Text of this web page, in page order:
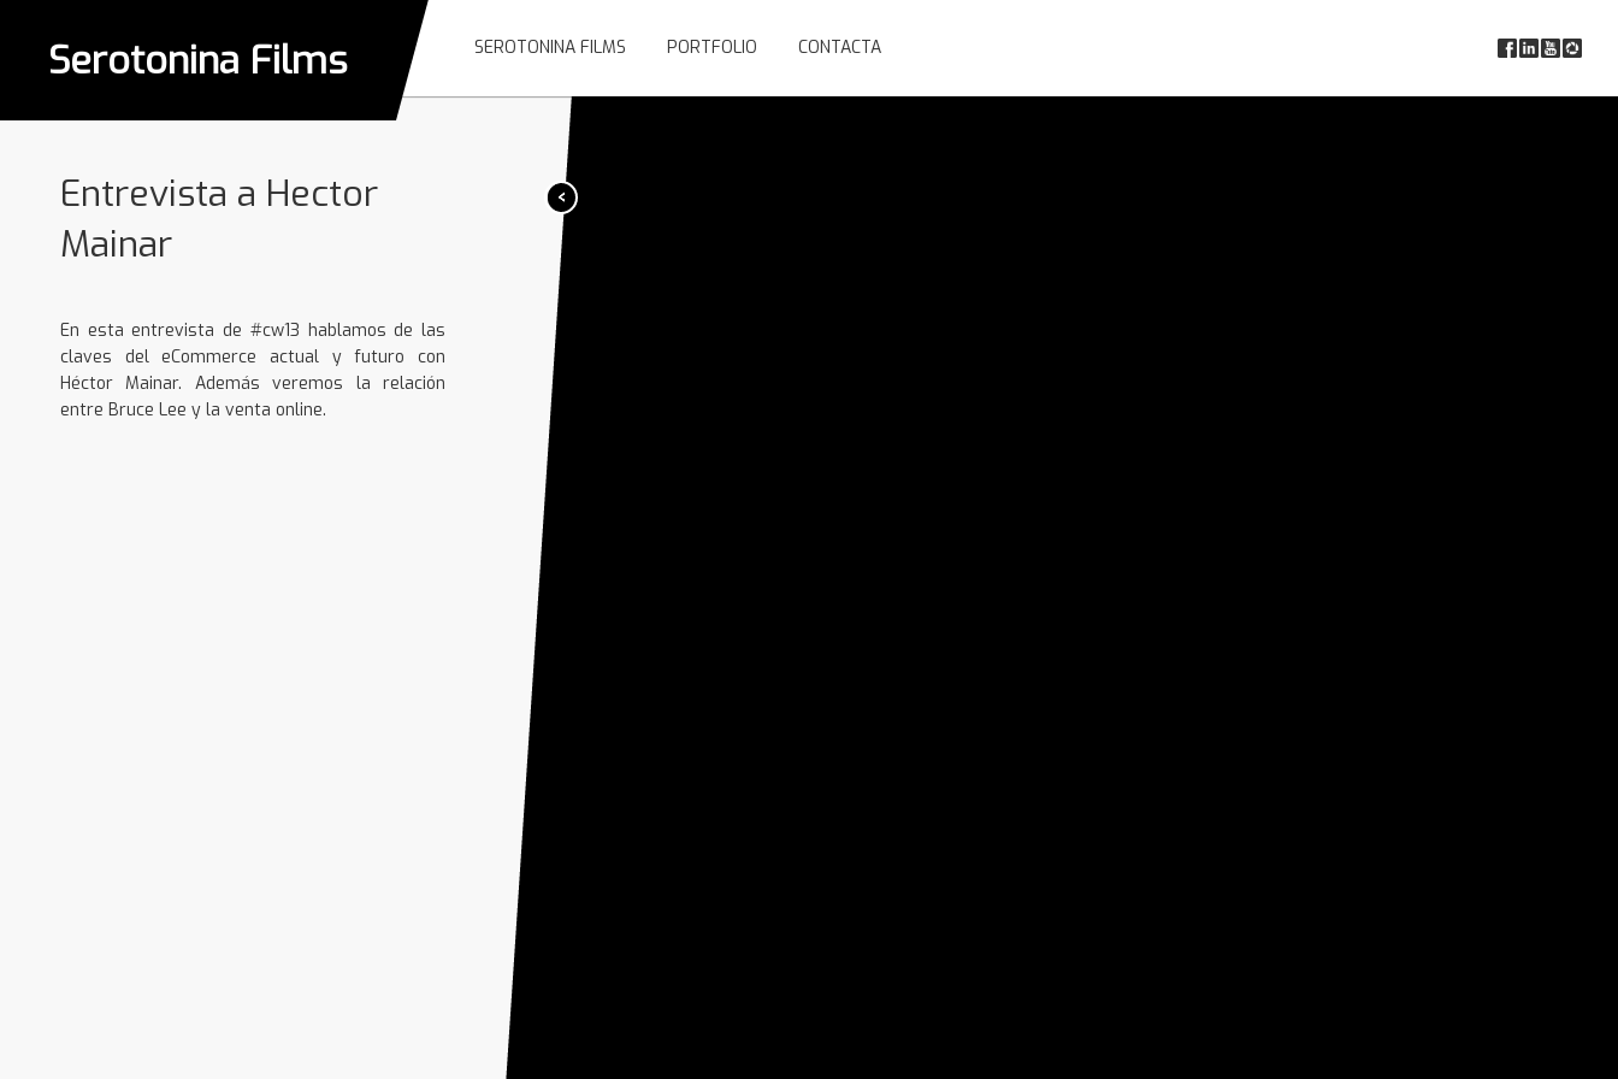
Serotonina Films SEROTONINA FILMS PORTFOLIO CONTACTA
Entrevista a Hector
Mainar
En esta entrevista de #cw13 hablamos de las
claves del eCommerce actual y futuro con
Héctor Mainar. Además veremos la relación
entre Bruce Lee y la venta online.